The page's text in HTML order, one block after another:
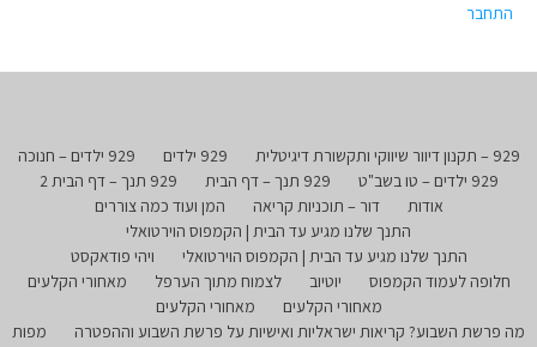
התחבר
929 – תקנון דיוור שיווקי ותקשורת דיגיטלית 929 ילדים
929 ילדים – חנוכה
929 ילדים – טו בשב"ט
929 תנך – דף הבית
929 תנך – דף הבית 2
אודות
דור – תוכניות קריאה
המן ועוד כמה צוררים
התנך שלנו מגיע עד הבית | הקמפוס הוירטואלי
התנך שלנו מגיע עד הבית | הקמפוס הוירטואלי
ויהי פודאקסט
חלופה לעמוד הקמפוס
יוטיוב לצמוח מתוך הערפל
מאחורי הקלעים
מאחורי הקלעים
מאחורי הקלעים
מה פרשת השבוע? קריאות ישראליות ואישיות על פרשת השבוע וההפטרה
מפות